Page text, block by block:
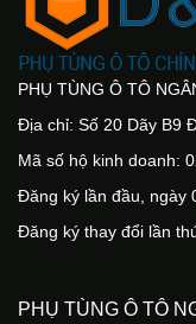
PHỤ TÙNG Ô TÔ
Địa chỉ: Số 20 Dãy B9
Mã số hộ kinh doanh:
Đăng ký lần đầu, ngày
Đăng ký thay đổi lần
PHỤ TÙNG Ô TÔ